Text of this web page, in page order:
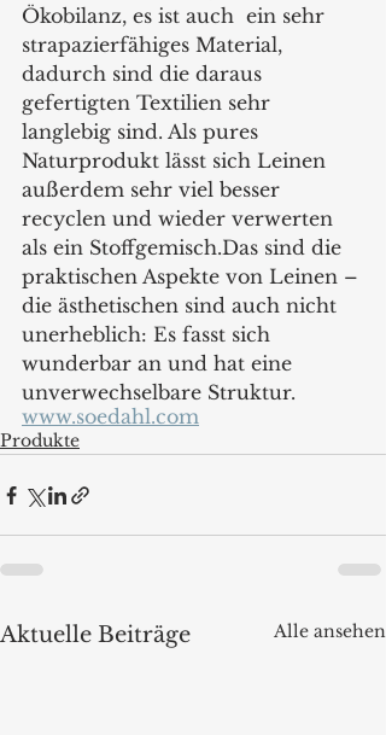
Ökobilanz, es ist auch  ein sehr
strapazierfähiges Material,
dadurch sind die daraus
gefertigten Textilien sehr
langlebig sind. Als pures
Naturprodukt lässt sich Leinen
außerdem sehr viel besser
recyclen und wieder verwerten
als ein Stoffgemisch.Das sind die
praktischen Aspekte von Leinen –
die ästhetischen sind auch nicht
unerheblich: Es fasst sich
wunderbar an und hat eine
unverwechselbare Struktur.
www.soedahl.com
Produkte
Aktuelle Beiträge Alle ansehen